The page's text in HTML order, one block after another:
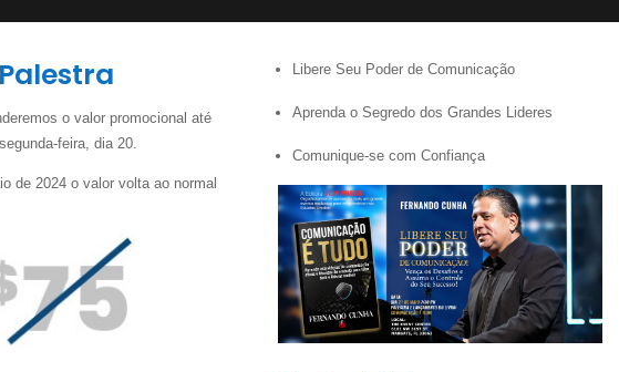
Palestra
o valor promocional até
feira, dia 20.
de 2024 o valor volta ao normal
Libere Seu Poder de Comunicação
Aprenda o Segredo dos Grandes Lideres
Comunique-se com Confiança